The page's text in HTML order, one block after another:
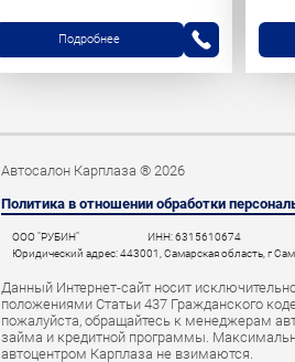
Подробнее
Автосалон Карплаза ® 2026
Политика в отношении обработки
ООО "РУБИН" ИНН: 6315610674
Юридический адрес: 443001, Самарская область, г
Данный Интернет-сайт носит
положениями Статьи 437 Гражданского
пожалуйста, обращайтесь к менеджерам
займа и кредитной программы.
автоцентром Карплаза не взимаются.